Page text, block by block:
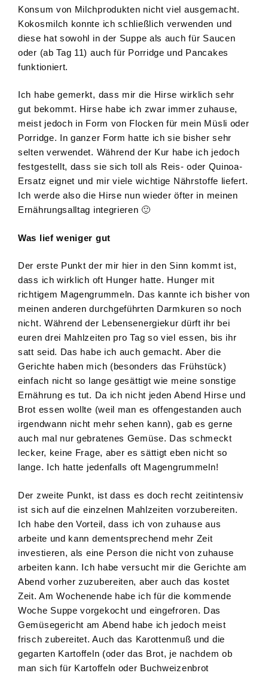
Konsum von Milchprodukten nicht viel ausgemacht.
Kokosmilch konnte ich schließlich verwenden und
diese hat sowohl in der Suppe als auch für Saucen
oder (ab Tag 11) auch für Porridge und Pancakes
funktioniert.
Ich habe gemerkt, dass mir die Hirse wirklich sehr
gut bekommt. Hirse habe ich zwar immer zuhause,
meist jedoch in Form von Flocken für mein Müsli oder
Porridge. In ganzer Form hatte ich sie bisher sehr
selten verwendet. Während der Kur habe ich jedoch
festgestellt, dass sie sich toll als Reis- oder Quinoa-
Ersatz eignet und mir viele wichtige Nährstoffe liefert.
Ich werde also die Hirse nun wieder öfter in meinen
Ernährungsalltag integrieren 🙂
Was lief weniger gut
Der erste Punkt der mir hier in den Sinn kommt ist,
dass ich wirklich oft Hunger hatte. Hunger mit
richtigem Magengrummeln. Das kannte ich bisher von
meinen anderen durchgeführten Darmkuren so noch
nicht. Während der Lebensenergiekur dürft ihr bei
euren drei Mahlzeiten pro Tag so viel essen, bis ihr
satt seid. Das habe ich auch gemacht. Aber die
Gerichte haben mich (besonders das Frühstück)
einfach nicht so lange gesättigt wie meine sonstige
Ernährung es tut. Da ich nicht jeden Abend Hirse und
Brot essen wollte (weil man es offengestanden auch
irgendwann nicht mehr sehen kann), gab es gerne
auch mal nur gebratenes Gemüse. Das schmeckt
lecker, keine Frage, aber es sättigt eben nicht so
lange. Ich hatte jedenfalls oft Magengrummeln!
Der zweite Punkt, ist dass es doch recht zeitintensiv
ist sich auf die einzelnen Mahlzeiten vorzubereiten.
Ich habe den Vorteil, dass ich von zuhause aus
arbeite und kann dementsprechend mehr Zeit
investieren, als eine Person die nicht von zuhause
arbeiten kann. Ich habe versucht mir die Gerichte am
Abend vorher zuzubereiten, aber auch das kostet
Zeit. Am Wochenende habe ich für die kommende
Woche Suppe vorgekocht und eingefroren. Das
Gemüsegericht am Abend habe ich jedoch meist
frisch zubereitet. Auch das Karottenmuß und die
gegarten Kartoffeln (oder das Brot, je nachdem ob
man sich für Kartoffeln oder Buchweizenbrot